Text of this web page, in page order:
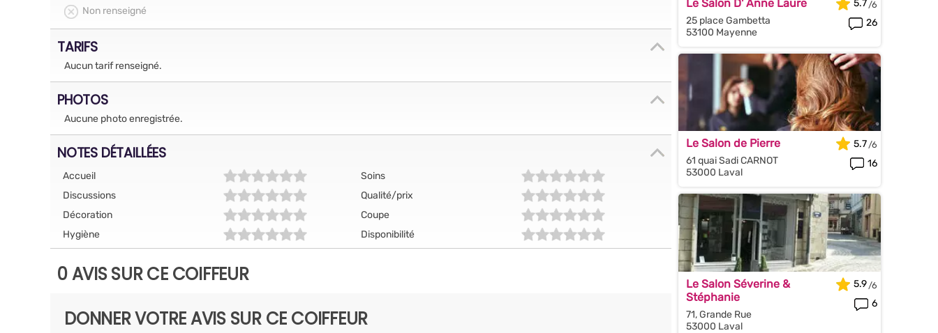
Non renseigné
TARIFS
Aucun tarif renseigné.
PHOTOS
Aucune photo enregistrée.
NOTES DÉTAILLÉES
Accueil
Soins
Discussions
Qualité/prix
Décoration
Coupe
Hygiène
Disponibilité
0 AVIS SUR CE COIFFEUR
DONNER VOTRE AVIS SUR CE COIFFEUR
Le Salon D' Anne Laure
25 place Gambetta
53100 Mayenne
5.7
26
Le Salon de Pierre
61 quai Sadi CARNOT
53000 Laval
5.7
16
Le Salon Séverine &
Stéphanie
71, Grande Rue
53000 Laval
5.9
6